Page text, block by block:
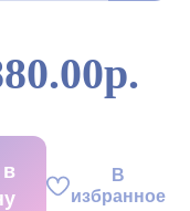
В
избранное